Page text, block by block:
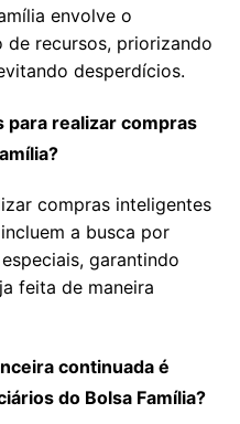
envolve o
de recursos, priorizando
desperdícios.
para realizar compras
compras inteligentes
a busca por
garantindo
feita de maneira
continuada é
do Bolsa Família?